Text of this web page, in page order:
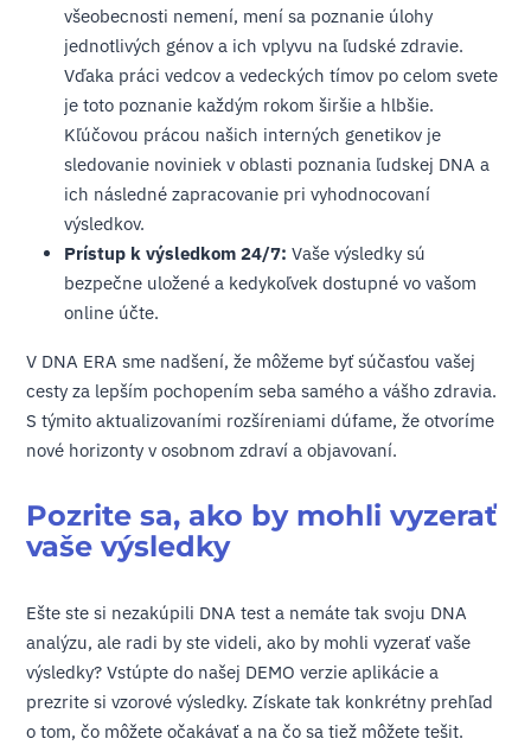
všeobecnosti nemení, mení sa poznanie úlohy
jednotlivých génov a ich vplyvu na ľudské zdravie.
Vďaka práci vedcov a vedeckých tímov po celom svete
je toto poznanie každým rokom širšie a hlbšie.
Kľúčovou prácou našich interných genetikov je
sledovanie noviniek v oblasti poznania ľudskej DNA a
ich následné zapracovanie pri vyhodnocovaní
výsledkov.
Prístup k výsledkom 24/7: Vaše výsledky sú
bezpečne uložené a kedykoľvek dostupné vo vašom
online účte.
V DNA ERA sme nadšení, že môžeme byť súčasťou vašej
cesty za lepším pochopením seba samého a vášho zdravia.
S týmito aktualizovaními rozšíreniami dúfame, že otvoríme
nové horizonty v osobnom zdraví a objavovaní.
Pozrite sa, ako by mohli vyzerať
vaše výsledky
Ešte ste si nezakúpili DNA test a nemáte tak svoju DNA
analýzu, ale radi by ste videli, ako by mohli vyzerať vaše
výsledky? Vstúpte do našej DEMO verzie aplikácie a
prezrite si vzorové výsledky. Získate tak konkrétny prehľad
o tom, čo môžete očakávať a na čo sa tiež môžete tešit.